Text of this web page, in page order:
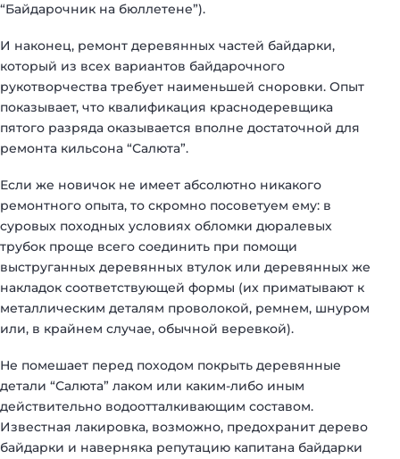
“Байдарочник на бюллетене”).
И наконец, ремонт деревянных частей байдарки,
который из всех вариантов байдарочного
рукотворчества требует наименьшей сноровки. Опыт
показывает, что квалификация краснодеревщика
пятого разряда оказывается вполне достаточной для
ремонта кильсона “Салюта”.
Если же новичок не имеет абсолютно никакого
ремонтного опыта, то скромно посоветуем ему: в
суровых походных условиях обломки дюралевых
трубок проще всего соединить при помощи
выструганных деревянных втулок или деревянных же
накладок соответствующей формы (их приматывают к
металлическим деталям проволокой, ремнем, шнуром
или, в крайнем случае, обычной веревкой).
Не помешает перед походом покрыть деревянные
детали “Салюта” лаком или каким-либо иным
действительно водоотталкивающим составом.
Известная лакировка, возможно, предохранит дерево
байдарки и наверняка репутацию капитана байдарки